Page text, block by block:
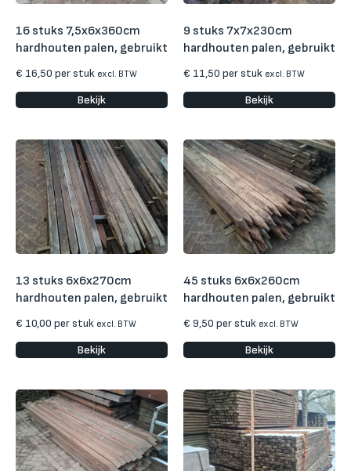
16 stuks 7,5x6x360cm
hardhouten palen, gebruikt
€ 16,50 per stuk excl. BTW
Bekijk
9 stuks 7x7x230cm
hardhouten palen, gebruikt
€ 11,50 per stuk excl. BTW
Bekijk
13 stuks 6x6x270cm
hardhouten palen, gebruikt
€ 10,00 per stuk excl. BTW
Bekijk
45 stuks 6x6x260cm
hardhouten palen, gebruikt
€ 9,50 per stuk excl. BTW
Bekijk